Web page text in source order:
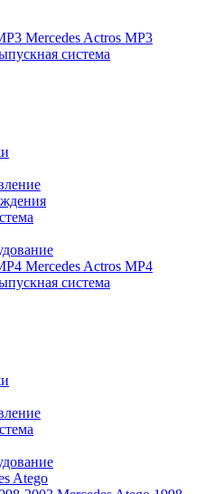
Mercedes Actros MP3
система
Mercedes Actros MP4
система
Atego